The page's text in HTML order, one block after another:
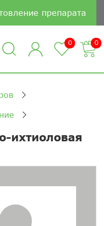
препарата
0 0
ихтиоловая